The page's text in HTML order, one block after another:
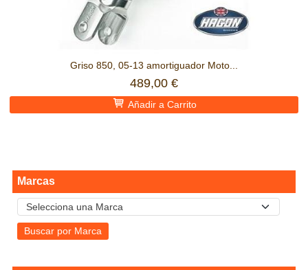
Marcas
Griso 850, 05-13 amortiguador Moto...
489,00 €
Añadir a Carrito